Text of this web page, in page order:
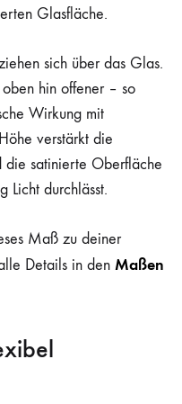
Glasfläche.
sich über das Glas.
hin offener – so
Wirkung mit
verstärkt die
die satinierte Oberfläche
Licht durchlässt.
Maß zu deiner
Details in den Maßen